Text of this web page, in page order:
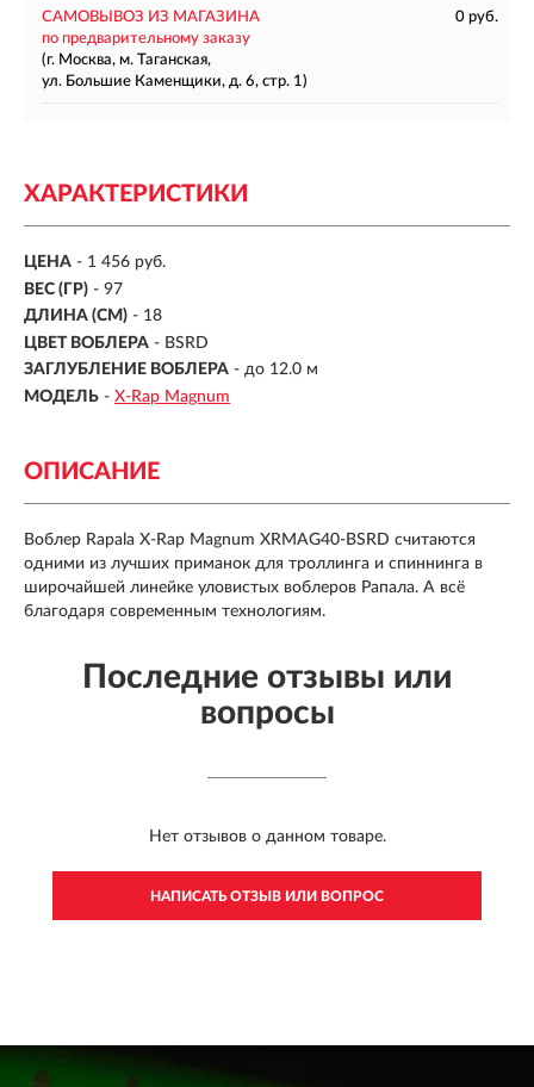
САМОВЫВОЗ ИЗ МАГАЗИНА
0 руб.
по предварительному заказу
(г. Москва, м. Таганская,
ул. Большие Каменщики, д. 6, стр. 1)
ХАРАКТЕРИСТИКИ
ЦЕНА - 1 456 руб.
ВЕС (ГР) - 97
ДЛИНА (СМ) - 18
ЦВЕТ ВОБЛЕРА - BSRD
ЗАГЛУБЛЕНИЕ ВОБЛЕРА - до 12.0 м
МОДЕЛЬ - X-Rap Magnum
ОПИСАНИЕ
Воблер Rapala X-Rap Magnum XRMAG40-BSRD считаются
одними из лучших приманок для троллинга и спиннинга в
широчайшей линейке уловистых воблеров Рапала. А всё
благодаря современным технологиям.
Последние отзывы или
вопросы
Нет отзывов о данном товаре.
НАПИСАТЬ ОТЗЫВ ИЛИ ВОПРОС